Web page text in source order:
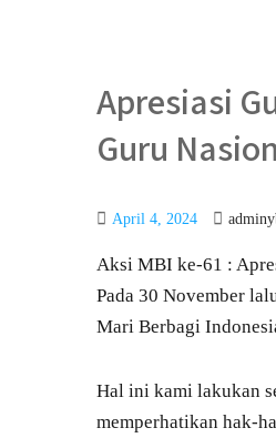
Apresiasi
Guru
April 4, 2024
Aksi MBI ke-61 :
Pada 30 November
Mari Berbagi
Hal ini kami lakukan
memperhatikan hak-